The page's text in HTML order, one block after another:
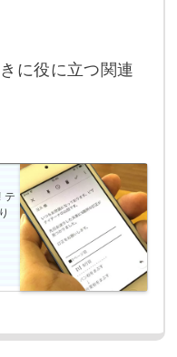
に役に立つ関連
テ